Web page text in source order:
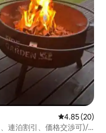
レビュー20
4.85 (20)
連泊割引、価格交渉可)/